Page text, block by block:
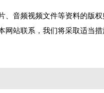
、音频视频文件等资料的版
网站联系，我们将采取适当措